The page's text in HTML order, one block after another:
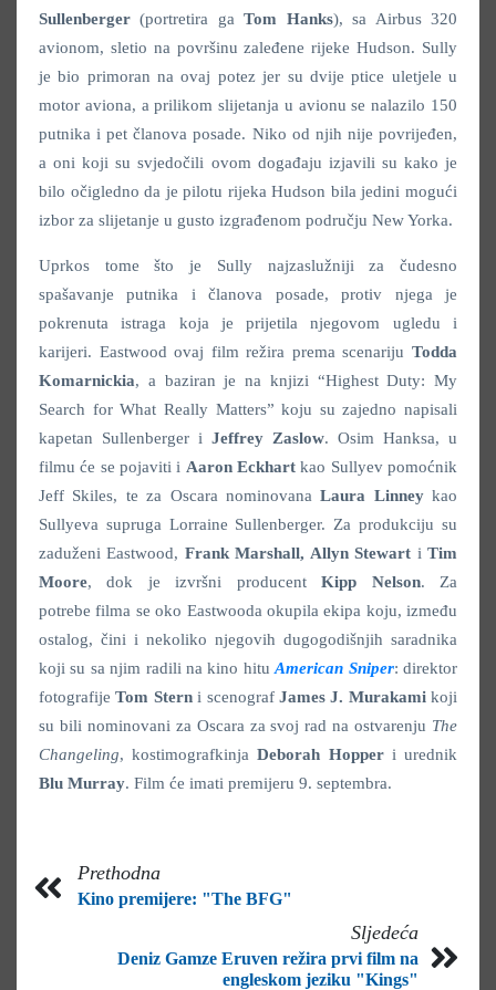
Sullenberger (portretira gaTom Hanks), sa Airbus 320
avionom, sletio na površinu zaleđene rijeke Hudson. Sully
je bio primoran na ovaj potez jer su dvije ptice uletjele u
motor aviona, a prilikom slijetanja u avionu se nalazilo 150
putnika i pet članova posade. Niko od njih nije povrijeđen,
a oni koji su svjedočili ovom događaju izjavili su kako je
bilo očigledno da je pilotu rijeka Hudson bila jedini mogući
izbor za slijetanje u gusto izgrađenom području New Yorka.
Uprkos tome što je Sully najzaslužniji za čudesno
spašavanje putnika i članova posade, protiv njega je
pokrenuta istraga koja je prijetila njegovom ugledu i
karijeri. Eastwood ovaj film režira prema scenariju Todda
Komarnickia, a baziran je na knjizi “Highest Duty: My
Search for What Really Matters” koju su zajedno napisali
kapetan Sullenberger i Jeffrey Zaslow. Osim Hanksa, u
filmu će se pojaviti i Aaron Eckhart kao Sullyev pomoćnik
Jeff Skiles, te za Oscara nominovanaLaura Linneykao
Sullyeva supruga Lorraine Sullenberger. Za produkciju su
zaduženi Eastwood, Frank Marshall, Allyn Stewart iTim
Moore, dok je izvršni producentKipp Nelson. Za
potrebe filma se oko Eastwooda okupila ekipa koju, između
ostalog, čini i nekoliko njegovih dugogodišnjih saradnika
koji su sa njim radili na kino hituAmerican Sniper: direktor
fotografijeTom Sterni scenograf James J. Murakamikoji
su bili nominovani za Oscara za svoj rad na ostvarenju The
Changeling, kostimografkinjaDeborah Hopperi urednik
Blu Murray. Film će imati premijeru 9. septembra.
Prethodna
Kino premijere: "The BFG"
Sljedeća
Deniz Gamze Eruven režira prvi film na
engleskom jeziku "Kings"